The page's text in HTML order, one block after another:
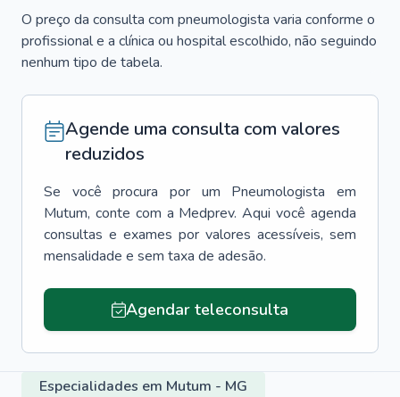
O preço da consulta com pneumologista varia conforme o
profissional e a clínica ou hospital escolhido, não seguindo
nenhum tipo de tabela.
Agende uma consulta com valores
reduzidos
Se você procura por um Pneumologista
em
Mutum, conte com a Medprev. Aqui você agenda
consultas e exames por valores acessíveis, sem
mensalidade e sem taxa de adesão.
Agendar teleconsulta
Especialidades em Mutum - MG